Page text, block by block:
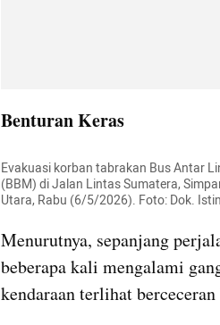
Benturan Keras
Evakuasi korban tabrakan Bus Antar
(BBM) di Jalan Lintas Sumatera,
Utara, Rabu (6/5/2026). Foto: Dok.
Menurutnya, sepanjang
beberapa kali mengalami
kendaraan terlihat